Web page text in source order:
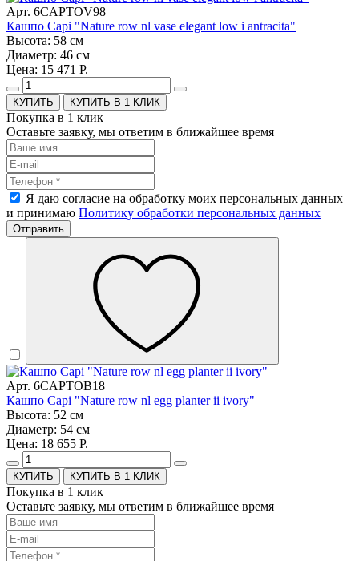
Арт. 6CAPTOV98
Кашпо Capi "Nature row nl vase elegant low i antracita"
Высота: 58 см
Диаметр: 46 см
Цена: 15 471 Р.
КУПИТЬ В 1 КЛИК
Покупка в 1 клик
Оставьте заявку, мы ответим в ближайшее время
Я даю согласие на обработку моих персональных данных
и принимаю Политику обработки персональных данных
Отправить
Арт. 6CAPTOB18
Кашпо Capi "Nature row nl egg planter ii ivory"
Высота: 52 см
Диаметр: 54 см
Цена: 18 655 Р.
КУПИТЬ В 1 КЛИК
Покупка в 1 клик
Оставьте заявку, мы ответим в ближайшее время